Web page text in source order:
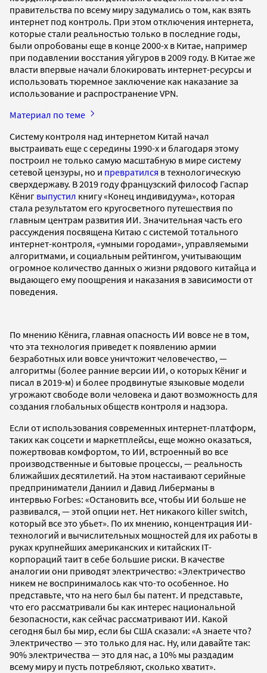
правительства по всему миру задумались о том, как взять
интернет под контроль. При этом отключения интернета,
которые стали реальностью только в последние годы,
были опробованы еще в конце 2000-х в Китае, например
при подавлении восстания уйгуров в 2009 году. В Китае же
власти впервые начали блокировать интернет-ресурсы и
использовать тюремное заключение как наказание за
использование и распространение VPN.
Материал по теме
Систему контроля над интернетом Китай начал
выстраивать еще с середины 1990-х и благодаря этому
построил не только самую масштабную в мире систему
сетевой цензуры, но и превратился в технологическую
сверхдержаву. В 2019 году французский философ Гаспар
Кёниг выпустил книгу «Конец индивидуума», которая
стала результатом его кругосветного путешествия по
главным центрам развития ИИ. Значительная часть его
рассуждения посвящена Китаю с системой тотального
интернет-контроля, «умными городами», управляемыми
алгоритмами, и социальным рейтингом, учитывающим
огромное количество данных о жизни рядового китайца и
выдающего ему поощрения и наказания в зависимости от
поведения.
По мнению Кёнига, главная опасность ИИ вовсе не в том,
что эта технология приведет к появлению армии
безработных или вовсе уничтожит человечество, —
алгоритмы (более ранние версии ИИ, о которых Кёниг и
писал в 2019-м) и более продвинутые языковые модели
угрожают свободе воли человека и дают возможность для
создания глобальных обществ контроля и надзора.
Если от использования современных интернет-платформ,
таких как соцсети и маркетплейсы, еще можно оказаться,
пожертвовав комфортом, то ИИ, встроенный во все
производственные и бытовые процессы, — реальность
ближайших десятилетий. На этом настаивают серийные
предприниматели Даниил и Давид Либерманы в
интервью Forbes: «Остановить все, чтобы ИИ больше не
развивался, — этой опции нет. Нет никакого killer switch,
который все это убьет». По их мнению, концентрация ИИ-
технологий и вычислительных мощностей для их работы в
руках крупнейших американских и китайских IT-
корпораций таит в себе большие риски. В качестве
аналогии они приводят электричество: «Электричество
никем не воспринималось как что-то особенное. Но
представьте, что на него был бы патент. И представьте,
что его рассматривали бы как интерес национальной
безопасности, как сейчас рассматривают ИИ. Какой
сегодня был бы мир, если бы США сказали: «А знаете что?
Электричество — это только для нас. Ну, или давайте так:
90% электричества — это для нас, а 10% мы раздадим
всему миру и пусть потребляют, сколько хватит».